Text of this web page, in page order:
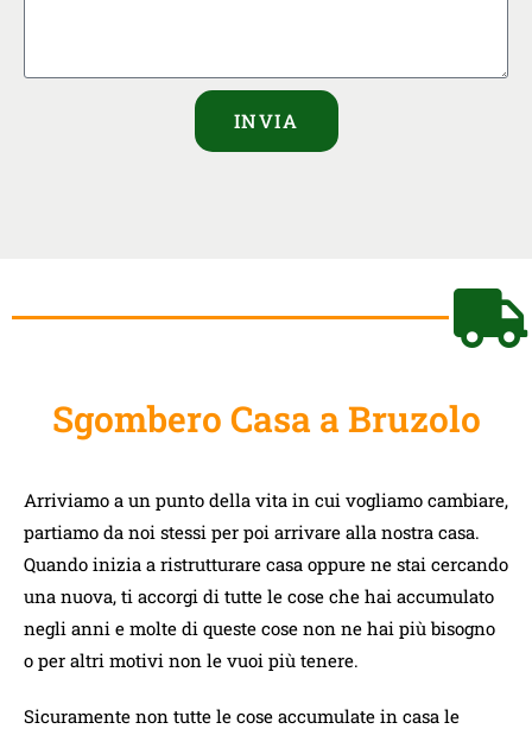
INVIA
Sgombero Casa a Bruzolo
Arriviamo a un punto della vita in cui vogliamo cambiare,
partiamo da noi stessi per poi arrivare alla nostra casa.
Quando inizia a ristrutturare casa oppure ne stai cercando
una nuova, ti accorgi di tutte le cose che hai accumulato
negli anni e molte di queste cose non ne hai più bisogno
o per altri motivi non le vuoi più tenere.
Sicuramente non tutte le cose accumulate in casa le